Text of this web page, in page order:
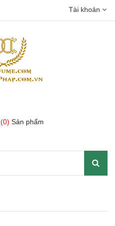
Tài khoản
(0) Sản phẩm